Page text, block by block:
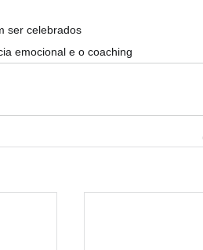
ser celebrados
emocional e o coaching